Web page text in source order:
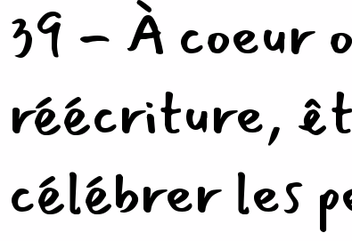
39 - À coeur
réécriture,
célébrer les